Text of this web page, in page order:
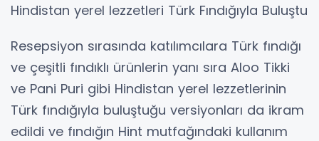
Hindistan yerel lezzetleri Türk Fındığıyla Buluştu
Resepsiyon sırasında katılımcılara Türk fındığı
ve çeşitli fındıklı ürünlerin yanı sıra Aloo Tikki
ve Pani Puri gibi Hindistan yerel lezzetlerinin
Türk fındığıyla buluştuğu versiyonları da ikram
edildi ve fındığın Hint mutfağındaki kullanım